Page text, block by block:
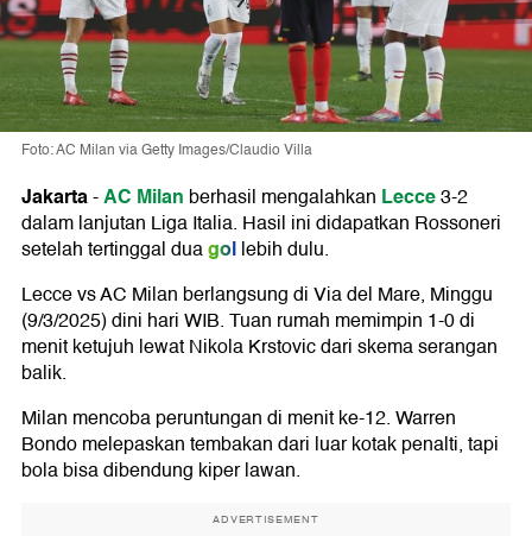
Foto: AC Milan via Getty Images/Claudio Villa
Jakarta-AC Milan berhasil mengalahkan Lecce3-2
dalam lanjutan Liga Italia. Hasil ini didapatkan Rossoneri
setelah tertinggal duagollebih dulu.
Lecce vs AC Milan berlangsung di Via del Mare, Minggu
(9/3/2025) dini hari WIB. Tuan rumah memimpin 1-0 di
menit ketujuh lewat Nikola Krstovic dari skema serangan
balik.
Milan mencoba peruntungan di menit ke-12. Warren
Bondo melepaskan tembakan dari luar kotak penalti, tapi
bola bisa dibendung kiper lawan.
ADVERTISEMENT